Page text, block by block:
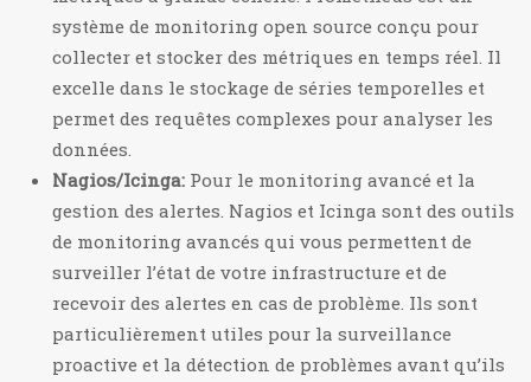
système de monitoring open source conçu pour
collecter et stocker des métriques en temps réel. Il
excelle dans le stockage de séries temporelles et
permet des requêtes complexes pour analyser les
données.
Nagios/Icinga: Pour le monitoring avancé et la
gestion des alertes. Nagios et Icinga sont des outils
de monitoring avancés qui vous permettent de
surveiller l’état de votre infrastructure et de
recevoir des alertes en cas de problème. Ils sont
particulièrement utiles pour la surveillance
proactive et la détection de problèmes avant qu’ils